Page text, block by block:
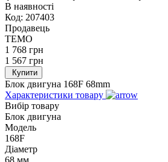
В наявності
Код: 207403
Продавець
TEMO
1 768 грн
1 567 грн
Купити
Блок двигуна 168F 68mm
Характеристики товару
Вибір товару
Блок двигуна
Модель
168F
Діаметр
68 мм